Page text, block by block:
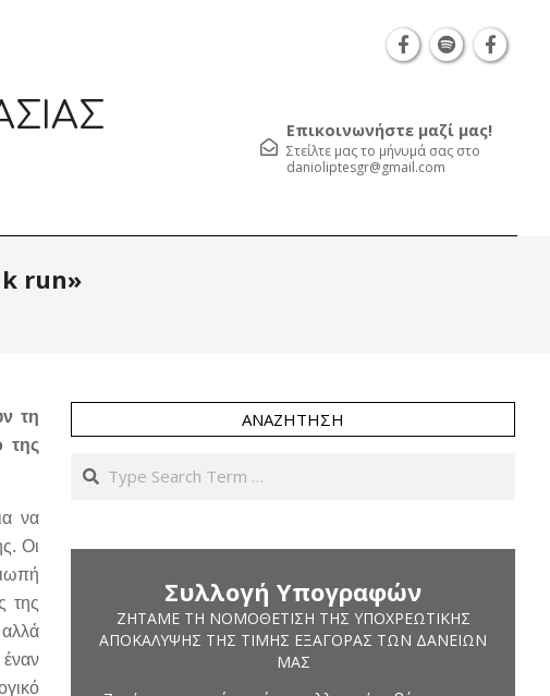
Επικοινωνήστε μαζί μας!
Στείλτε μας το μήνυμά σας στο
danioliptesgr@gmail.com
run»
τη
της
να
Οι
της
ΑΝΑΖΉΤΗΣΗ
Search
Συλλογή Υπογραφών
ΖΗΤΆΜΕ ΤΗ ΝΟΜΟΘΈΤΙΣΗ ΤΗΣ ΥΠΟΧΡΕΩΤΙΚΉΣ
ΑΠΟΚΆΛΥΨΗΣ ΤΗΣ ΤΙΜΉΣ ΕΞΑΓΟΡΆΣ ΤΩΝ ΔΑΝΕΊΩΝ
ΜΑΣ